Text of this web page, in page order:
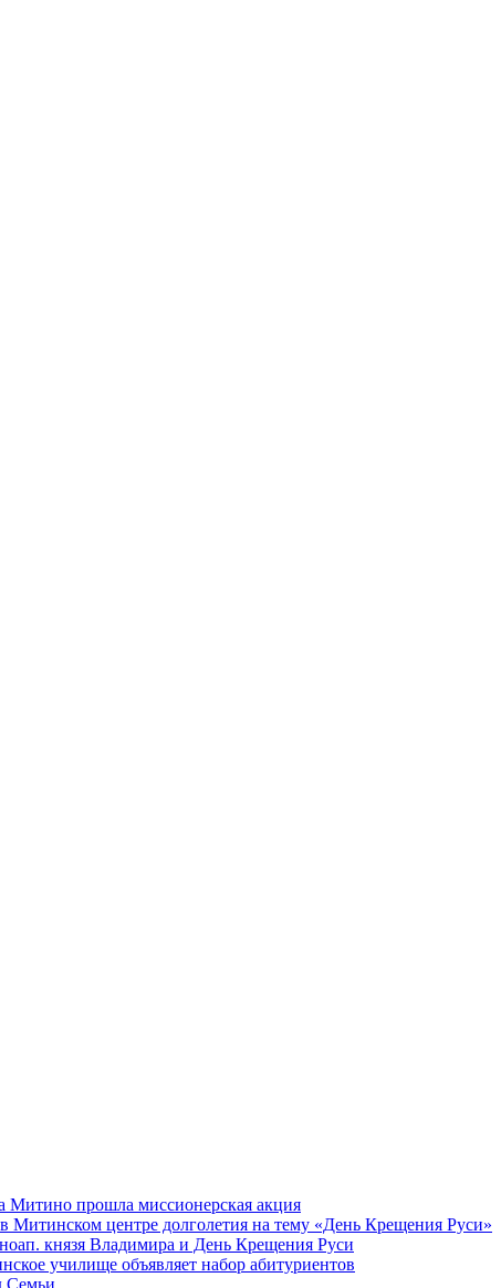
Митино прошла миссионерская акция
Митинском центре долголетия на тему «День Крещения Руси»
князя Владимира и День Крещения Руси
училище объявляет набор абитуриентов